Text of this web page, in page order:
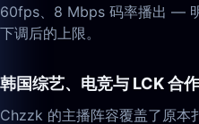
60fps、8 Mbps 码率播出 —
下调后的上限。
韩国综艺、电竞与 LCK 合
Chzzk 的主播阵容覆盖了原